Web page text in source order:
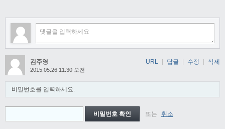
김주영
2015.05.26 11:30 오전
비밀번호를 입력하세요.
또는 취소
URL 답글 수정 삭제